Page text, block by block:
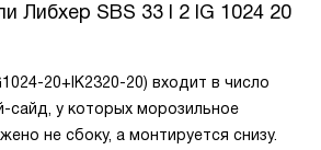
Либхер SBS 33 I 2 IG 1024 20
20+IK2320-20) входит в число
сайд, у которых морозильное
не сбоку, а монтируется снизу.